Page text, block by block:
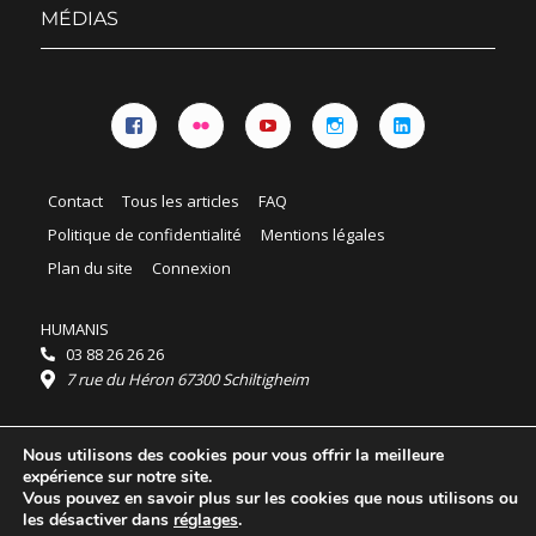
MÉDIAS
Contact Tous les articles
FAQ
Politique de confidentialité
Mentions légales
Plan du site
Connexion
HUMANIS
03 88 26 26 26
7 rue du Héron 67300 Schiltigheim
Horaires :
HUMANIS : du lundi au vendredi 9h - 18h
Ordidocaz : du lundi au vendredi 8h - 19h
© 2025 HUMANIS, tous droits réservés.
Nous utilisons des cookies pour vous offrir la meilleure
expérience sur notre site.
Vous pouvez en savoir plus sur les cookies que nous utilisons ou
les désactiver dans réglages.